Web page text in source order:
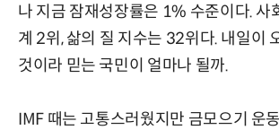
나 지금 잠재성장률은 1% 수준이다. 사
계 2위, 삶의 질 지수는 32위다. 내일이
것이라 믿는 국민이 얼마나 될까.
IMF 때는 고통스러웠지만 금모으기 운